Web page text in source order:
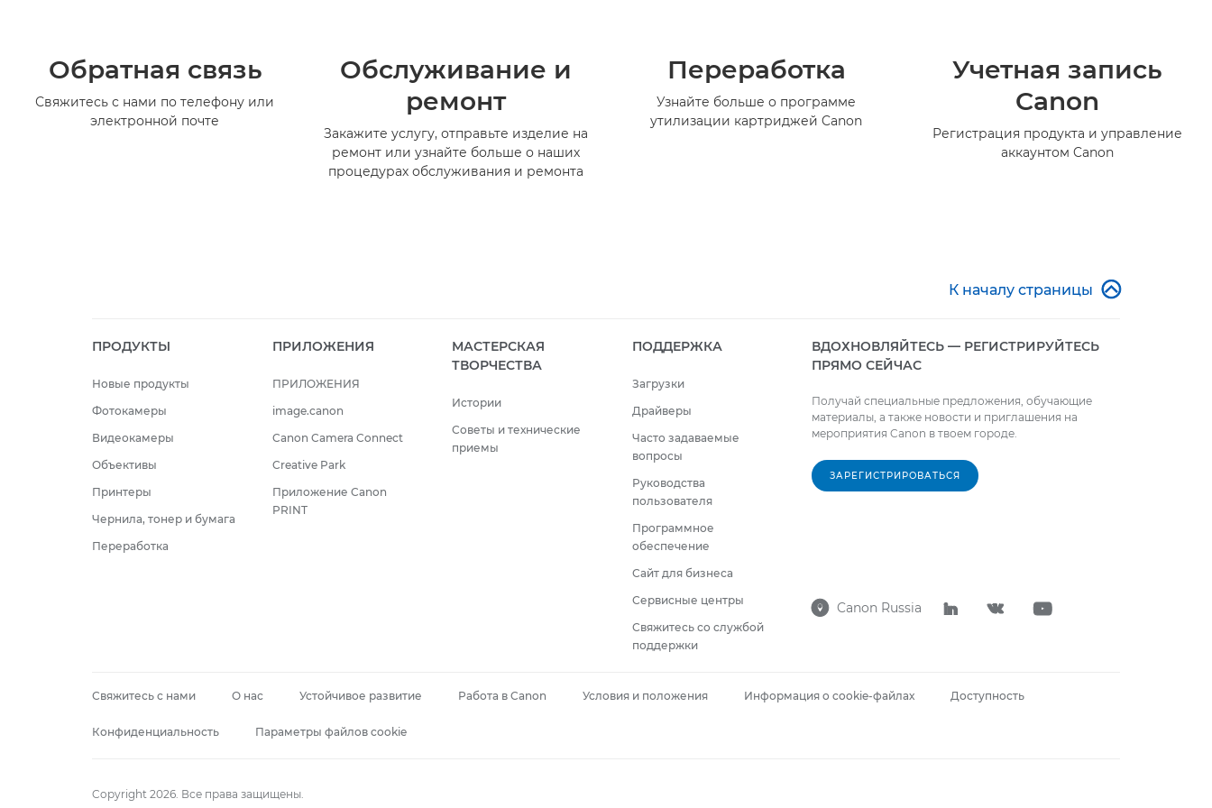
Обратная связь
Свяжитесь с нами по телефону или
электронной почте
Обслуживание и
ремонт
Закажите услугу, отправьте изделие на
ремонт или узнайте больше о наших
процедурах обслуживания и ремонта
Переработка
Узнайте больше о программе
утилизации картриджей Canon
Учетная запись
Canon
Регистрация продукта и управление
аккаунтом Canon
К началу страницы 
ПРОДУКТЫ
Новые продукты
Фотокамеры
Видеокамеры
Объективы
Принтеры
Чернила, тонер и бумага
Переработка
ПРИЛОЖЕНИЯ
ПРИЛОЖЕНИЯ
image.canon
Canon Camera Connect
Creative Park
Приложение Canon
PRINT
МАСТЕРСКАЯ
ТВОРЧЕСТВА
Истории
Советы и технические
приемы
ПОДДЕРЖКА
Загрузки
Драйверы
Часто задаваемые
вопросы
Руководства
пользователя
Программное
обеспечение
Сайт для бизнеса
Сервисные центры
Свяжитесь со службой
поддержки
ВДОХНОВЛЯЙТЕСЬ — РЕГИСТРИРУЙТЕСЬ
ПРЯМО СЕЙЧАС
Получай специальные предложения, обучающие
материалы, а также новости и приглашения на
мероприятия Canon в твоем городе.
ЗАРЕГИСТРИРОВАТЬСЯ
 Canon Russia   
Свяжитесь с нами О нас Устойчивое развитие Работа в Canon Условия и положения Информация о cookie-файлах Доступность
Конфиденциальность Параметры файлов cookie
Copyright 2026. Все права защищены.